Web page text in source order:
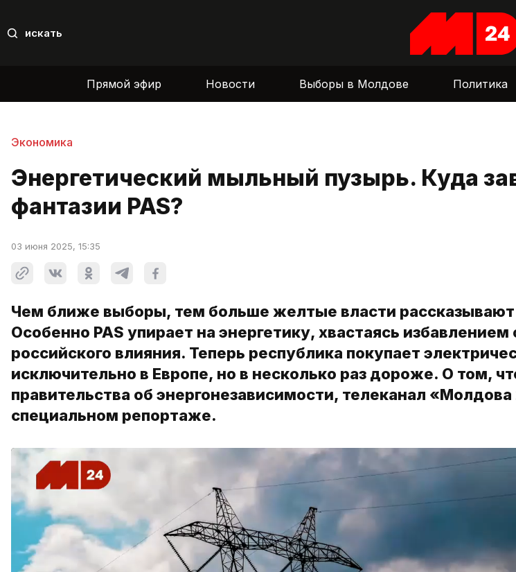
искать
Прямой эфир Новости Выборы в Молдове Политика
Экономика
Энергетический мыльный пузырь. Куда
фантазии PAS?
03 июня 2025, 15:35
Чем ближе выборы, тем больше желтые власти рассказывают
Особенно PAS упирает на энергетику, хвастаясь избавлением
российского влияния. Теперь республика покупает
исключительно в Европе, но в несколько раз дороже. О том,
правительства об энергонезависимости, телеканал «Молдова
специальном репортаже.